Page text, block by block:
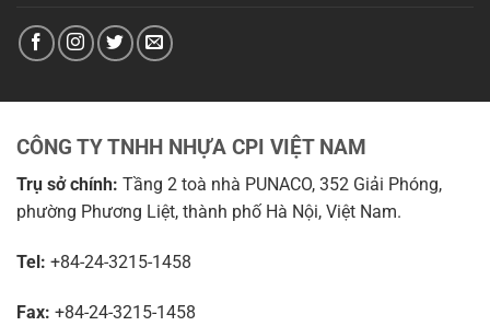
CÔNG TY TNHH NHỰA CPI VIỆT NAM
Trụ sở chính: Tầng 2 toà nhà PUNACO, 352 Giải Phóng,
phường Phương Liệt, thành phố Hà Nội, Việt Nam.
Tel: +84-24-3215-1458
Fax: +84-24-3215-1458